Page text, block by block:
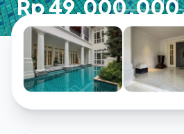
Rp